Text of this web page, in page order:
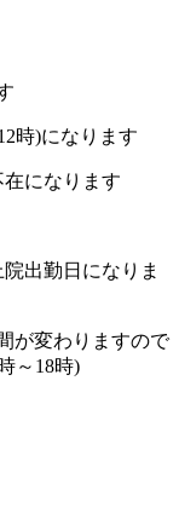
時)になります
になります
出勤日になりま
が変わりますので
～18時)